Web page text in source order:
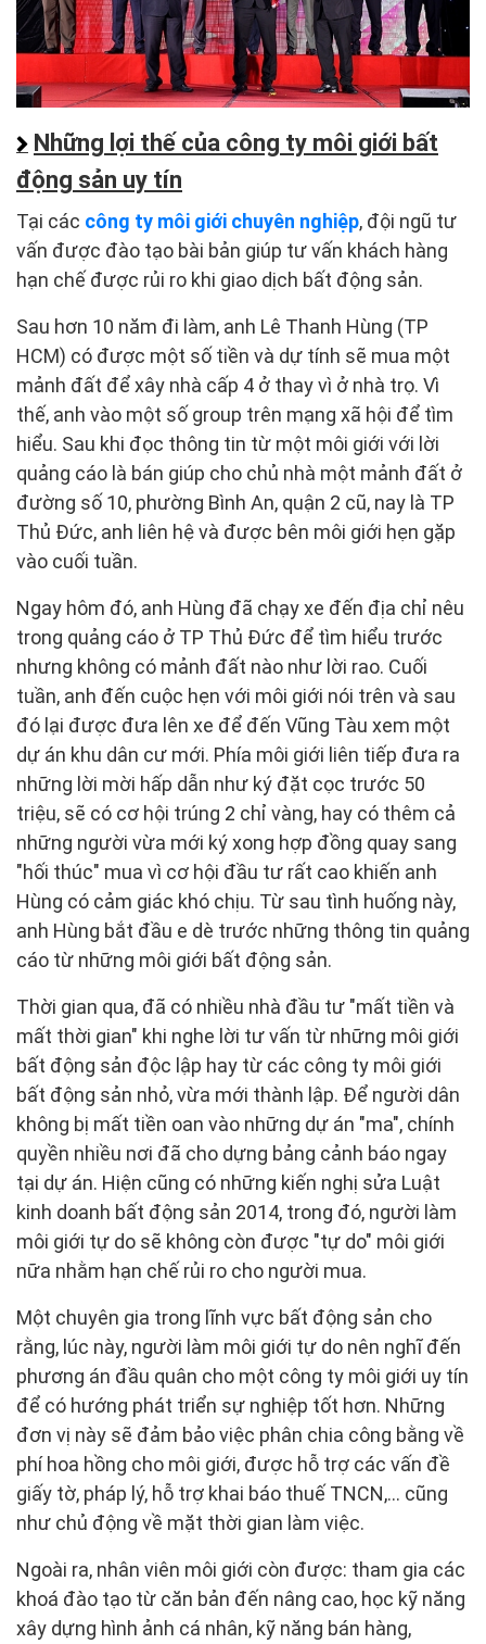
Những lợi thế của công ty môi giới bất
động sản uy tín
Tại các công ty môi giới chuyên nghiệp, đội ngũ tư
vấn được đào tạo bài bản giúp tư vấn khách hàng
hạn chế được rủi ro khi giao dịch bất động sản.
Sau hơn 10 năm đi làm, anh Lê Thanh Hùng (TP
HCM) có được một số tiền và dự tính sẽ mua một
mảnh đất để xây nhà cấp 4 ở thay vì ở nhà trọ. Vì
thế, anh vào một số group trên mạng xã hội để tìm
hiểu. Sau khi đọc thông tin từ một môi giới với lời
quảng cáo là bán giúp cho chủ nhà một mảnh đất ở
đường số 10, phường Bình An, quận 2 cũ, nay là TP
Thủ Đức, anh liên hệ và được bên môi giới hẹn gặp
vào cuối tuần.
Ngay hôm đó, anh Hùng đã chạy xe đến địa chỉ nêu
trong quảng cáo ở TP Thủ Đức để tìm hiểu trước
nhưng không có mảnh đất nào như lời rao. Cuối
tuần, anh đến cuộc hẹn với môi giới nói trên và sau
đó lại được đưa lên xe để đến Vũng Tàu xem một
dự án khu dân cư mới. Phía môi giới liên tiếp đưa ra
những lời mời hấp dẫn như ký đặt cọc trước 50
triệu, sẽ có cơ hội trúng 2 chỉ vàng, hay có thêm cả
những người vừa mới ký xong hợp đồng quay sang
"hối thúc" mua vì cơ hội đầu tư rất cao khiến anh
Hùng có cảm giác khó chịu. Từ sau tình huống này,
anh Hùng bắt đầu e dè trước những thông tin quảng
cáo từ những môi giới bất động sản.
Thời gian qua, đã có nhiều nhà đầu tư "mất tiền và
mất thời gian" khi nghe lời tư vấn từ những môi giới
bất động sản độc lập hay từ các công ty môi giới
bất động sản nhỏ, vừa mới thành lập. Để người dân
không bị mất tiền oan vào những dự án "ma", chính
quyền nhiều nơi đã cho dựng bảng cảnh báo ngay
tại dự án. Hiện cũng có những kiến nghị sửa Luật
kinh doanh bất động sản 2014, trong đó, người làm
môi giới tự do sẽ không còn được "tự do" môi giới
nữa nhằm hạn chế rủi ro cho người mua.
Một chuyên gia trong lĩnh vực bất động sản cho
rằng, lúc này, người làm môi giới tự do nên nghĩ đến
phương án đầu quân cho một công ty môi giới uy tín
để có hướng phát triển sự nghiệp tốt hơn. Những
đơn vị này sẽ đảm bảo việc phân chia công bằng về
phí hoa hồng cho môi giới, được hỗ trợ các vấn đề
giấy tờ, pháp lý, hỗ trợ khai báo thuế TNCN,... cũng
như chủ động về mặt thời gian làm việc.
Ngoài ra, nhân viên môi giới còn được: tham gia các
khoá đào tạo từ căn bản đến nâng cao, học kỹ năng
xây dựng hình ảnh cá nhân, kỹ năng bán hàng,